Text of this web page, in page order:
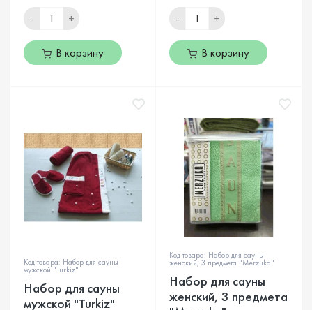
- +
В корзину
- +
В корзину
Код товара: Набор для сауны
мужской "Turkiz"
Набор для сауны
мужской "Turkiz"
Код товара: Набор для сауны
женский, 3 предмета "Merzuka"
Набор для сауны
женский, 3 предмета